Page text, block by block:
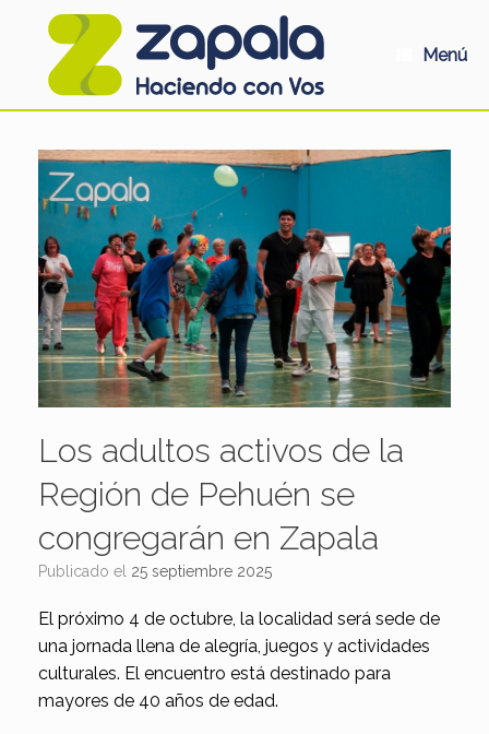
Menú
Los adultos activos de la
Región de Pehuén se
congregarán en Zapala
Publicado el 25 septiembre 2025
El próximo 4 de octubre, la localidad será sede de
una jornada llena de alegría, juegos y actividades
culturales. El encuentro está destinado para
mayores de 40 años de edad.